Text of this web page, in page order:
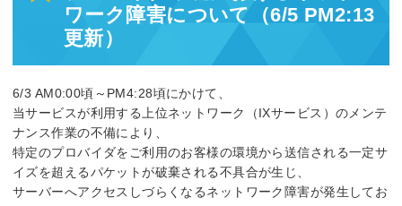
ワーク障害について（6/5 PM2:13
更新）
6/3 AM0:00頃～PM4:28頃にかけて、
当サービスが利用する上位ネットワーク（IXサービス）のメンテ
ナンス作業の不備により、
特定のプロバイダをご利用のお客様の環境から送信される一定サ
イズを超えるパケットが破棄される不具合が生じ、
サーバーへアクセスしづらくなるネットワーク障害が発生してお